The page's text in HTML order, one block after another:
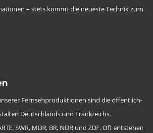
– stets kommt die neueste Technik zum
Fernsehproduktionen sind die öffentlich-
Deutschlands und Frankreichs,
SWR, MDR, BR, NDR und ZDF. Oft entstehen